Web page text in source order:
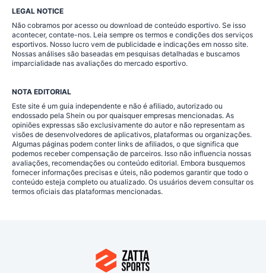
LEGAL NOTICE
Não cobramos por acesso ou download de conteúdo esportivo. Se isso
acontecer, contate-nos. Leia sempre os termos e condições dos serviços
esportivos. Nosso lucro vem de publicidade e indicações em nosso site.
Nossas análises são baseadas em pesquisas detalhadas e buscamos
imparcialidade nas avaliações do mercado esportivo.
NOTA EDITORIAL
Este site é um guia independente e não é afiliado, autorizado ou
endossado pela Shein ou por quaisquer empresas mencionadas. As
opiniões expressas são exclusivamente do autor e não representam as
visões de desenvolvedores de aplicativos, plataformas ou organizações.
Algumas páginas podem conter links de afiliados, o que significa que
podemos receber compensação de parceiros. Isso não influencia nossas
avaliações, recomendações ou conteúdo editorial. Embora busquemos
fornecer informações precisas e úteis, não podemos garantir que todo o
conteúdo esteja completo ou atualizado. Os usuários devem consultar os
termos oficiais das plataformas mencionadas.